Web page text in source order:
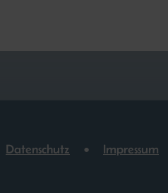
Datenschutz Impressum